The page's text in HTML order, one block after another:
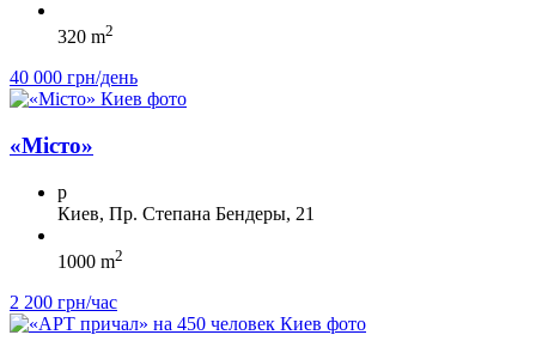
320 m2
40 000 грн/день
«Місто»
p
Киев, Пр. Степана Бендеры, 21
1000 m2
2 200 грн/час